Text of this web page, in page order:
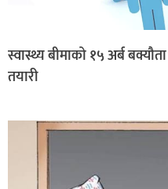
स्वास्थ्य बीमाको १५ अर्ब
तयारी